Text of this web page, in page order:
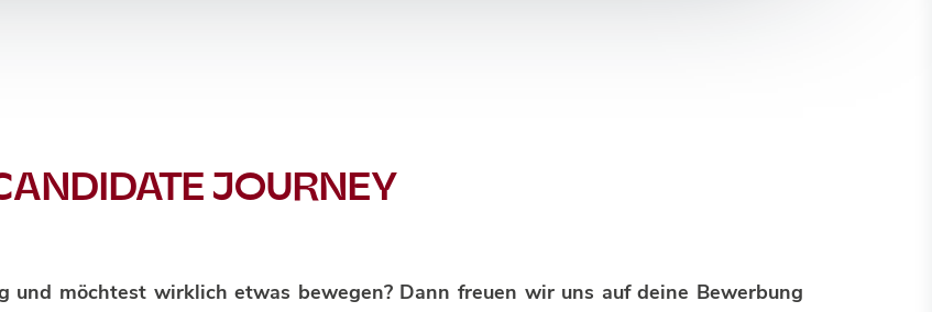
JOURNEY
und möchtest wirklich etwas bewegen? Dann freuen wir uns auf deine Bewerbung